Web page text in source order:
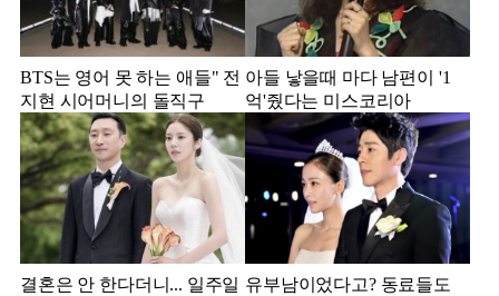
BTS는 영어 못 하는 애들" 전
지현 시어머니의 돌직구
아들 낳을때 마다 남편이 '1
억'줬다는 미스코리아
결혼은 안 한다더니... 일주일 유부남이었다고? 동료들도